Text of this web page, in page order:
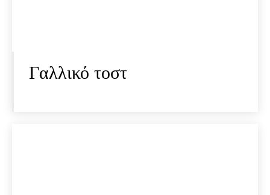
Γαλλικό τοστ